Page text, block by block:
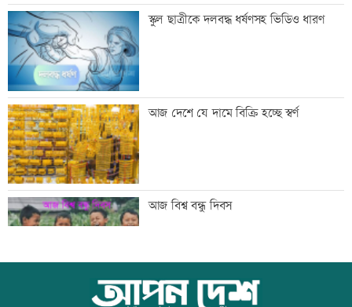
অতিরিক্ত মদপানে এক ব্যক্তির মৃত্যু
ইবির গবেষণাপত্র প্রত্যাহারের ঘটনায় তদন্ত
কমিটি
যুবদল নেতার মরদেহ গুমের চেষ্টা, থানায়
মামলা
দেশকে কী দিতে পারলাম, সেটিই গুরুত্বপূর্ণ:
স্কুল ছাত্রীকে দলবদ্ধ ধর্ষণসহ ভিডিও ধারণ
আজ দেশে যে দামে বিক্রি হচ্ছে স্বর্ণ
আজ বিশ্ব বন্ধু দিবস
কোরআন-হাদিসে নামাজ না পড়ার শাস্তি